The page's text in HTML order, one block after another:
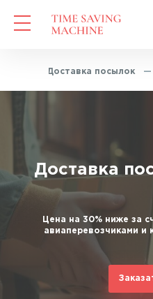
Доставка посылок —
Доставка
Цена на 30% ниже за
авиаперевозчиками и